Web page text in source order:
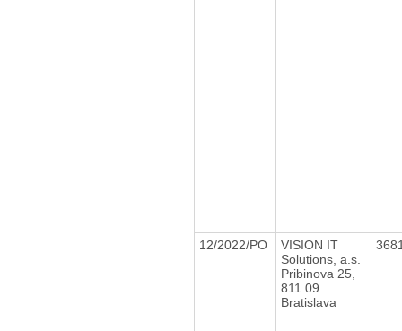
12/2022/PO
VISION IT
Solutions, a.s.
Pribinova 25,
811 09
Bratislava